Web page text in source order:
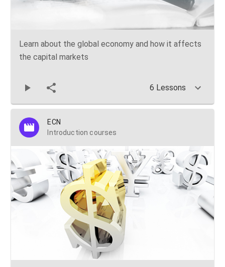
Learn about the global economy and how it affects
the capital markets
6 Lessons
ECN
Introduction courses